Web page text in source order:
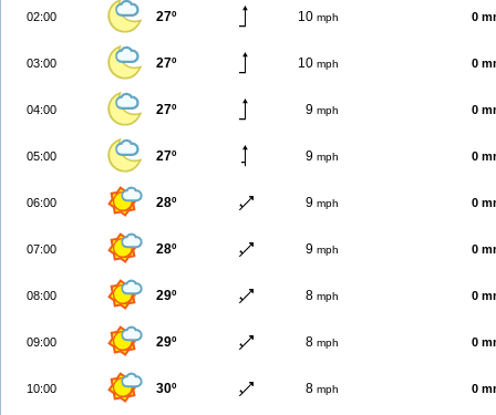
02:00 27º 10 mph 0
03:00 27º 10 mph 0
04:00 27º 9 mph 0
05:00 27º 9 mph 0
06:00 28º 9 mph 0
07:00 28º 9 mph 0
08:00 29º 8 mph 0
09:00 29º 8 mph 0
10:00 30º 8 mph 0